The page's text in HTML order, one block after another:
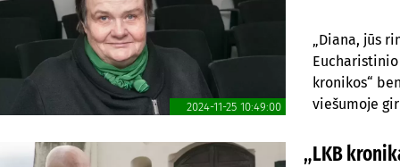
„Diana, jūs
Eucharistinio
kronikos“
viešumoje
2024-11-25 10:49:00
„LKB